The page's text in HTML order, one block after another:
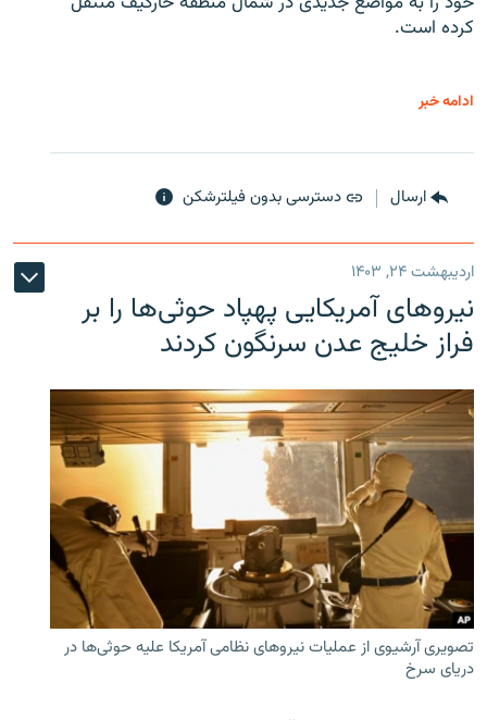
کرده است.
ادامه خبر
ارسال دسترسی بدون فیلترشکن
اردیبهشت ۲۴, ۱۴۰۳
نیروهای آمریکایی پهپاد حوثی‌ها را بر
فراز خلیج عدن سرنگون کردند
تصویری آرشیوی از عملیات نیروهای نظامی آمریکا علیه حوثی‌ها در
دریای سرخ